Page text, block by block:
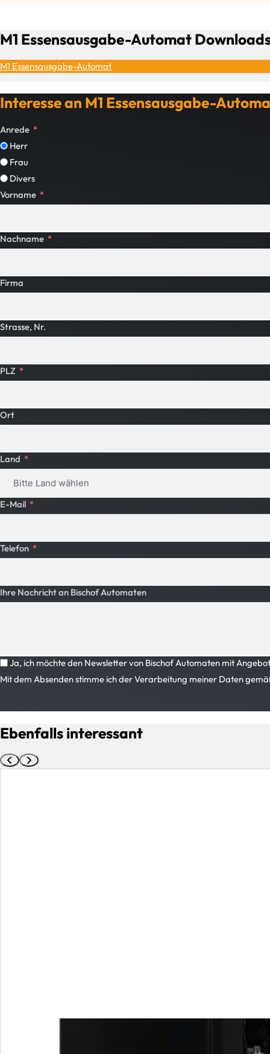
M1 Essensausgabe-Automat
M1 Essensausgabe-Automat
Interesse an M1 Essensausgabe-
Anrede
Herr
Frau
Divers
Vorname
Nachname
Firma
Strasse, Nr.
PLZ
Ort
Land
E-Mail
Telefon
Ihre Nachricht an Bischof Automaten
Ja, ich möchte den Newsletter von Bischof Automaten mit
Mit dem Absenden stimme ich der Verarbeitung meiner Daten
Ebenfalls interessant